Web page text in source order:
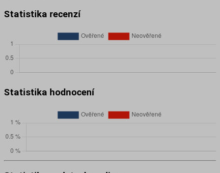
Statistika recenzí
Statistika hodnocení